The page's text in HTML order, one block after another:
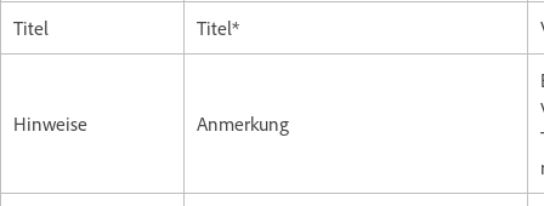
Titel Titel*
Hinweise Anmerkung